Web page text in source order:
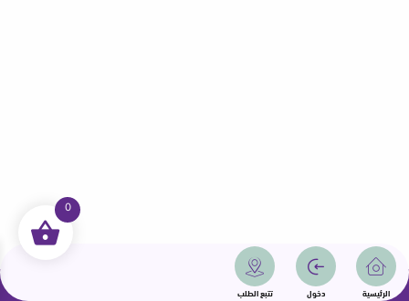
الرئيسية دخول تتبع الطلب
جميع الحقوق محفوظة | سمامة 2025 | دولة قطر
0